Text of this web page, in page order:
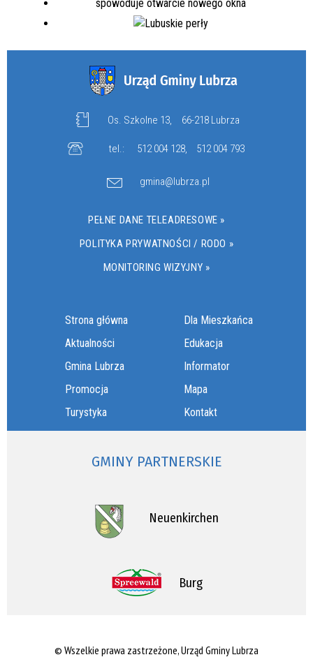
Os. Szkolne 13, 66-218 Lubrza
tel.: 512 004 128, 512 004 793
gmina@lubrza.pl
PEŁNE DANE TELEADRESOWE »
POLITYKA PRYWATNOŚCI / RODO »
MONITORING WIZYJNY »
Strona główna
Aktualności
Gmina Lubrza
Promocja
Turystyka
Dla Mieszkańca
Edukacja
Informator
Mapa
Kontakt
GMINY PARTNERSKIE
Neuenkirchen
Burg
© Wszelkie prawa zastrzeżone, Urząd Gminy Lubrza